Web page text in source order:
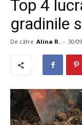
Top 4
gradinile
De către Alina R. - 30/